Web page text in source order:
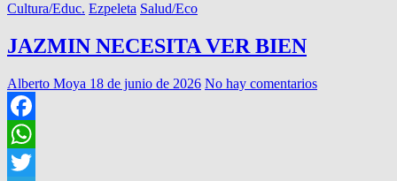
Cultura/Educ. Ezpeleta Salud/Eco
JAZMIN NECESITA VER BIEN
Alberto Moya 18 de junio de 2026 No hay comentarios
Facebook
WhatsApp